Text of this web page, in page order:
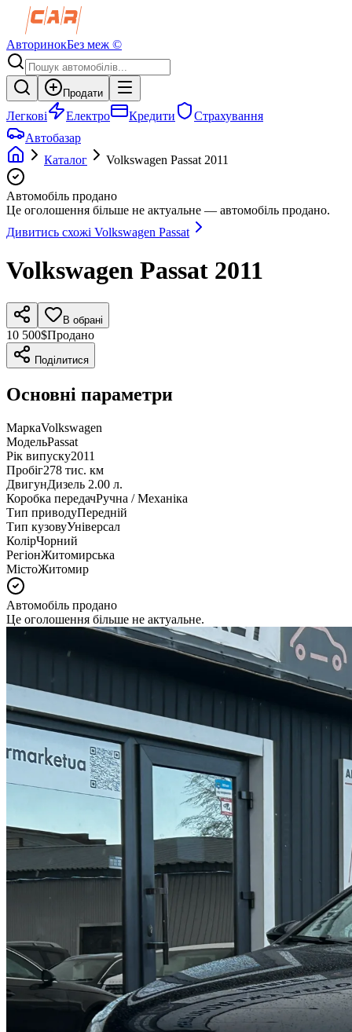
АвторинокБез меж ©
Продати
Легкові Електро Кредити
Страхування
Автобазар
Каталог
Volkswagen Passat 2011
Автомобіль продано
Це оголошення більше не актуальне — автомобіль продано.
Дивитись схожі Volkswagen Passat
Volkswagen Passat 2011
В обрані
10 500$Продано
Поділитися
Основні параметри
МаркаVolkswagen
МодельPassat
Рік випуску2011
Пробіг278 тис. км
ДвигунДизель 2.00 л.
Коробка передачРучна / Механіка
Тип приводуПередній
Тип кузовуУніверсал
КолірЧорний
РегіонЖитомирська
МістоЖитомир
Автомобіль продано
Це оголошення більше не актуальне.